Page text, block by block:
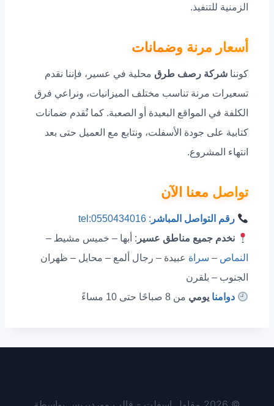
الزمنية للتنفيذ.
أسعار مرنة وضمانات
كوننا شركة رصف طرق محلية في عسير، فإننا نقدم
تسعيرات مرنة تناسب مختلف الميزانيات، ونراعي فرق
الكلفة في المواقع البعيدة أو الصعبة. كما نُقدم ضمانات
كتابية على جودة الأسفلت، ونتابع مع العميل حتى بعد
انتهاء المشروع.
تواصل معنا الآن
رقم التواصل المباشر : tel:0550434016
نخدم جميع مناطق عسير : أبها – خميس مشيط –
النماص – سراة عبيدة – رجال ألمع – محايل – ظهران
الجنوب – بلقرن
دوامنا يومي من 8 صباحًا حتى 10 مساءً